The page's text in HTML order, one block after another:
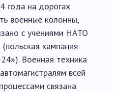
года на дорогах
военные колонны,
с учениями НАТО
кампания
Военная техника
всей
связана